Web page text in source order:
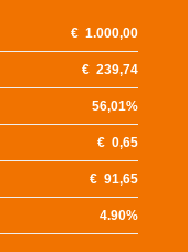
€1.000,00
€239,74
56,01%
€0,65
€91,65
4.90%